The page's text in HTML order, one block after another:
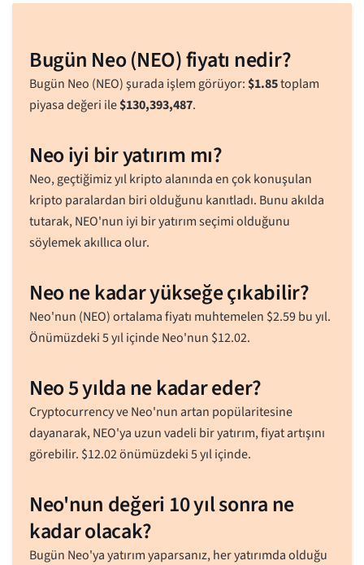
Bugün Neo (NEO) fiyatı nedir?
Bugün Neo (NEO) şurada işlem görüyor:$1.85toplam
piyasa değeri ile$130,393,487.
Neo iyi bir yatırım mı?
Neo, geçtiğimiz yıl kripto alanında en çok konuşulan
kripto paralardan biri olduğunu kanıtladı. Bunu akılda
tutarak, NEO'nun iyi bir yatırım seçimi olduğunu
söylemek akıllıca olur.
Neo ne kadar yükseğe çıkabilir?
Neo'nun (NEO) ortalama fiyatı muhtemelen $2.59bu yıl.
Önümüzdeki 5 yıl içinde Neo'nun $12.02.
Neo 5 yılda ne kadar eder?
Cryptocurrency ve Neo'nun artan popülaritesine
dayanarak, NEO'ya uzun vadeli bir yatırım, fiyat artışını
görebilir. $12.02önümüzdeki 5 yıl içinde.
Neo'nun değeri 10 yıl sonra ne
kadar olacak?
Bugün Neo'ya yatırım yaparsanız, her yatırımda olduğu